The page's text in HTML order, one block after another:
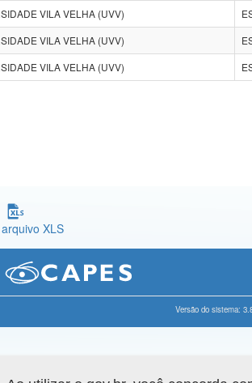
VILA VELHA (UVV)
VILA VELHA (UVV)
VILA VELHA (UVV)
XLS
Versão do sistema: